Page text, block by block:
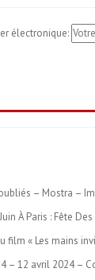
électronique:
– Mostra –
À Paris : Fête
film « Les mains
– 12 avril 2024 –